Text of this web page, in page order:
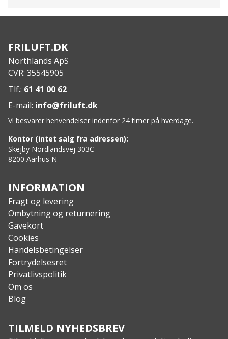
FRILUFT.DK
Northlands ApS
CVR: 35545905
Tlf.: 61 41 00 62
E-mail: info@friluft.dk
Vi besvarer henvendelser indenfor 24 timer på hverdage.
Kontor (intet salg fra adressen):
Skejby Nordlandsvej 303C
8200 Aarhus N
INFORMATION
Fragt og levering
Ombytning og returnering
Gavekort
Cookies
Handelsbetingelser
Fortrydelsesret
Privatlivspolitik
Om os
Blog
TILMELD NYHEDSBREV